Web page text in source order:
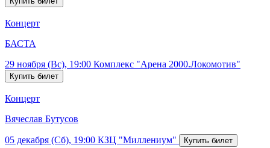
Концерт
БАСТА
29 ноября (Вс), 19:00 Комплекс "Арена 2000.Локомотив"
Концерт
Вячеслав Бутусов
05 декабря (Сб), 19:00 КЗЦ "Миллениум"